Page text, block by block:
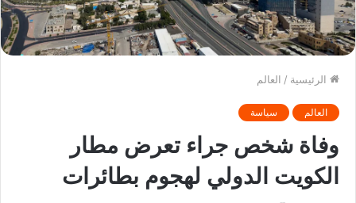
الرئيسية / العالم
العالم سياسة
وفاة شخص جراء تعرض مطار
الكويت الدولي لهجوم بطائرات